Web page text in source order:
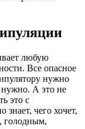
любую
Все опасное
нужно
нужно. А это не
это с
чего хочет,
голодным,